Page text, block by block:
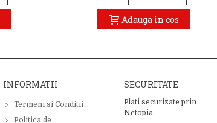
Adauga in cos
INFORMATII
Termeni si Conditii
Politica de
SECURITATE
Plati securizate prin
Netopia